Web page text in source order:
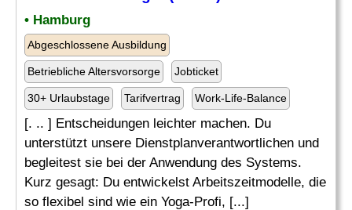
• Hamburg
Abgeschlossene Ausbildung
Betriebliche Altersvorsorge Jobticket
30+ Urlaubstage Tarifvertrag Work-Life-Balance
[. .. ] Entscheidungen leichter machen. Du
unterstützt unsere Dienstplanverantwortlichen und
begleitest sie bei der Anwendung des Systems.
Kurz gesagt: Du entwickelst Arbeitszeitmodelle, die
so flexibel sind wie ein Yoga-Profi, [...]